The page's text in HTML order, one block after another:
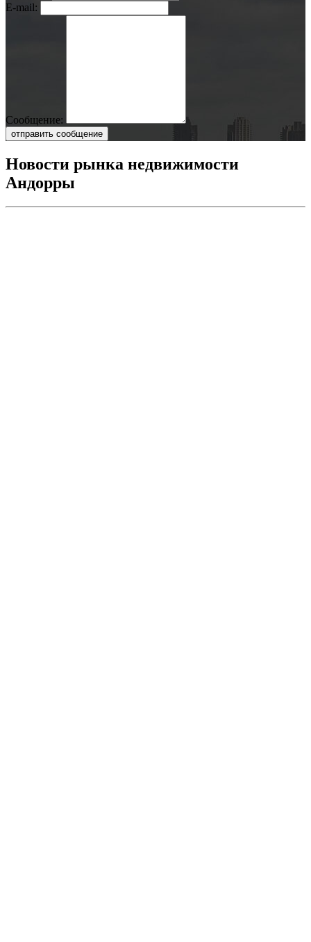
E-mail:
Сообщение:
отправить сообщение
Новости рынка недвижимости
Андорры